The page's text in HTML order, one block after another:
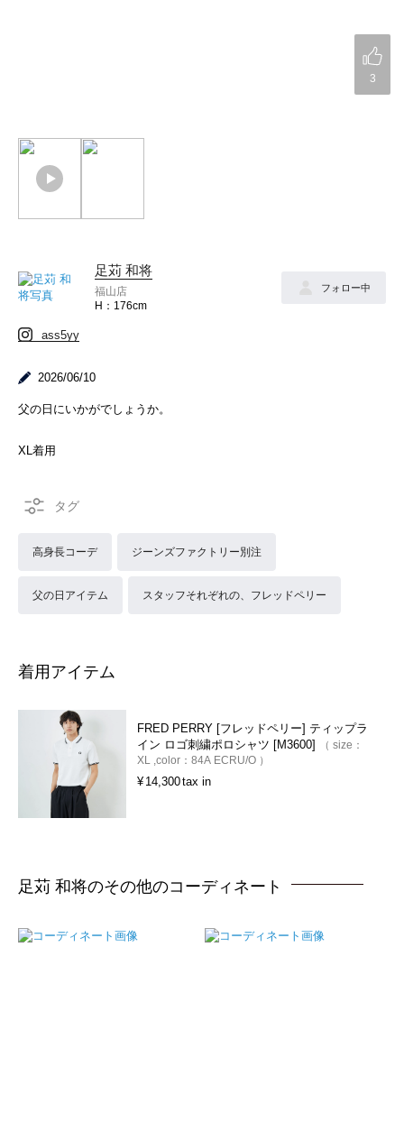
3
足苅 和将
福山店
176cm
フォロー中
ass5yy
2026/06/10
父の日にいかがでしょうか。
XL着用
高身長コーデ ジーンズファクトリー別注
父の日アイテム スタッフそれぞれの、フレッドペリー
着用アイテム
FRED PERRY [フレッドペリー] ティップラ
イン ロゴ刺繍ポロシャツ [M3600]
size：
XL
color： 84A ECRU/O
¥ 14,300tax in
足苅 和将のその他のコーディネート